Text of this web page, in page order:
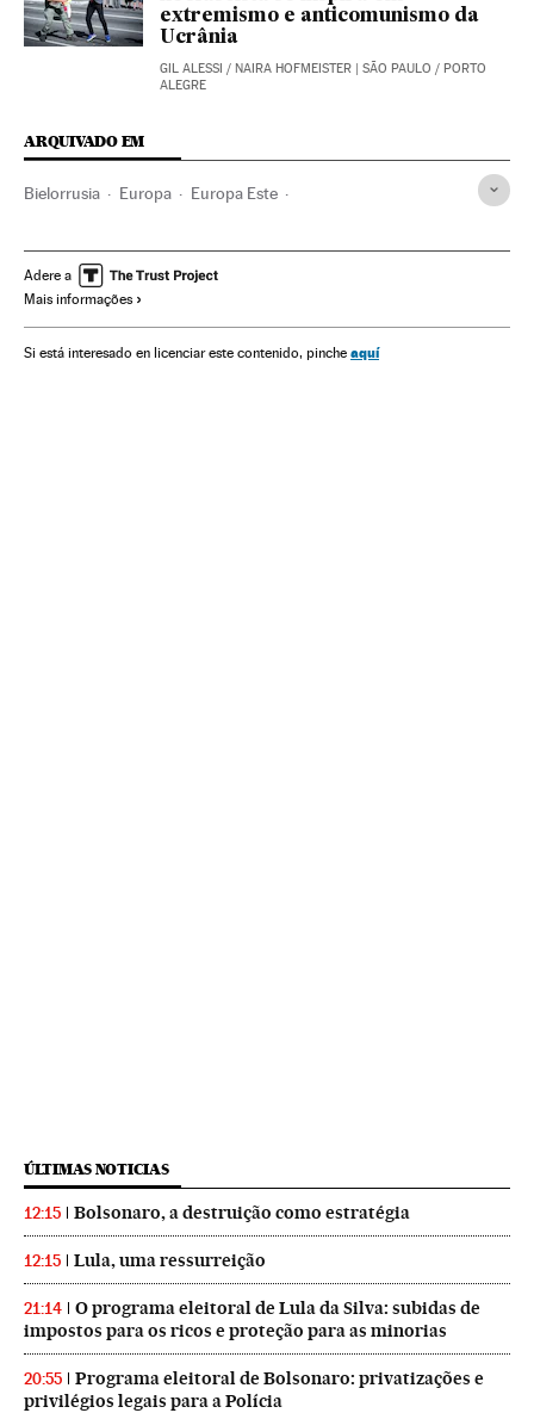
extremismo e anticomunismo da
Ucrânia
GIL ALESSI / NAIRA HOFMEISTER | SÃO PAULO / PORTO
ALEGRE
ARQUIVADO EM
Bielorrusia Europa Europa Este
Elecciones Elecciones presidenciales
Rusia
Adere a
Mais informações
Si está interesado en licenciar este contenido, pinche aquí
ÚLTIMAS NOTICIAS
12:15 Bolsonaro, a destruição como estratégia
12:15 Lula, uma ressurreição
21:14
O programa eleitoral de Lula da Silva: subidas de
impostos para os ricos e proteção para as minorias
20:55
Programa eleitoral de Bolsonaro: privatizações e
privilégios legais para a Polícia